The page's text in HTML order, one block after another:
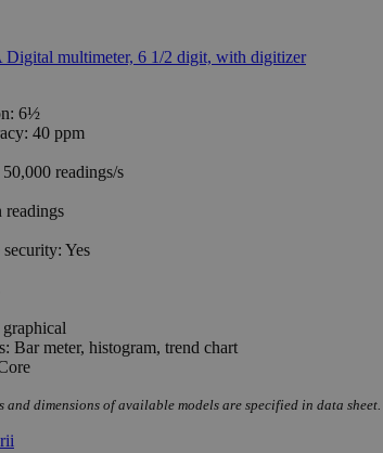
6½
40 ppm
readings/s
Yes
Bar meter, histogram, trend chart
dimensions of available models are specified in data sheet.